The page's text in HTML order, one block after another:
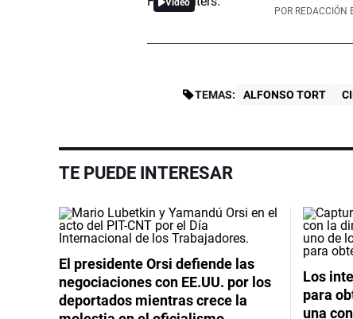
POR REDACCIÓN
TEMAS: ALFONSO TORT
TE PUEDE INTERESAR
El presidente Orsi defiende las
negociaciones con EE.UU. por los
deportados mientras crece la
Los
para
una